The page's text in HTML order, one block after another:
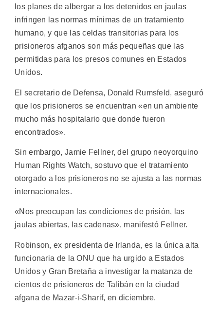
los planes de albergar a los detenidos en jaulas
infringen las normas mínimas de un tratamiento
humano, y que las celdas transitorias para los
prisioneros afganos son más pequeñas que las
permitidas para los presos comunes en Estados
Unidos.
El secretario de Defensa, Donald Rumsfeld, aseguró
que los prisioneros se encuentran «en un ambiente
mucho más hospitalario que donde fueron
encontrados».
Sin embargo, Jamie Fellner, del grupo neoyorquino
Human Rights Watch, sostuvo que el tratamiento
otorgado a los prisioneros no se ajusta a las normas
internacionales.
«Nos preocupan las condiciones de prisión, las
jaulas abiertas, las cadenas», manifestó Fellner.
Robinson, ex presidenta de Irlanda, es la única alta
funcionaria de la ONU que ha urgido a Estados
Unidos y Gran Bretaña a investigar la matanza de
cientos de prisioneros de Talibán en la ciudad
afgana de Mazar-i-Sharif, en diciembre.